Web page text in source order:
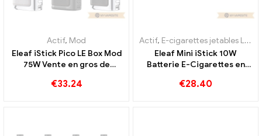
Actif, Mod
Eleaf iStick Pico LE Box Mod
75W Vente en gros de
Personnalisée
€33.24
Actif, E-cigarettes jetables Lituanie
Eleaf Mini iStick 10W
Batterie E-Cigarettes en
€28.40